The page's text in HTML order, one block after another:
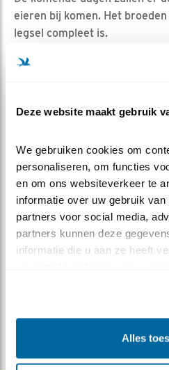
Deze website maakt gebruik
We gebruiken cookies om
personaliseren, om functies
en om ons websiteverkeer te
informatie over uw gebruik
partners voor social media,
partners kunnen deze
informatie die u aan ze heeft
Alles
eieren bij komen. Het
legsel compleet is.
De afgelopen twee
gelegd. Laten we hopen op
Het moment suprême, het
Headerfoto: Vincent van
MEER OVER
Torenvalk
Alle Beleef de